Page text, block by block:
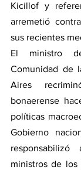
Kicillof y
arremetió
sus recientes
El ministro
Comunidad de
Aires
bonaerense
políticas
Gobierno
ministros de los